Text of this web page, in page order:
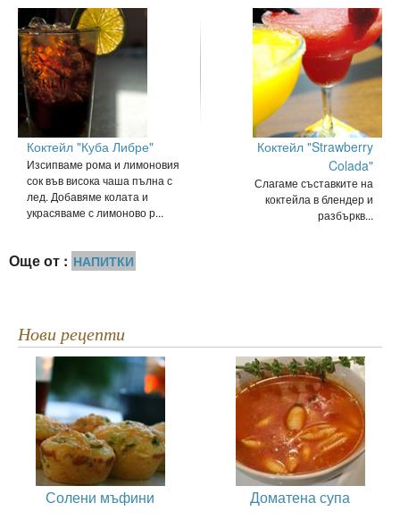
Коктейл "Куба Либре"
Изсипваме рома и лимоновия
сок във висока чаша пълна с
лед. Добавяме колата и
украсяваме с лимоново р...
Коктейл "Strawberry
Colada"
Слагаме съставките на
коктейла в блендер и
разбъркв...
Още от : НАПИТКИ
Нови рецепти
Солени мъфини Доматена супа